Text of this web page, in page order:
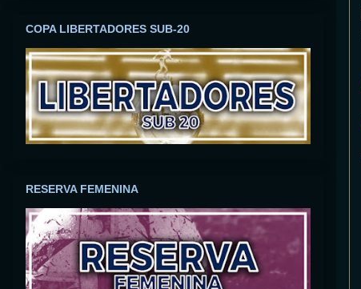
COPA LIBERTADORES SUB-20
RESERVA FEMENINA